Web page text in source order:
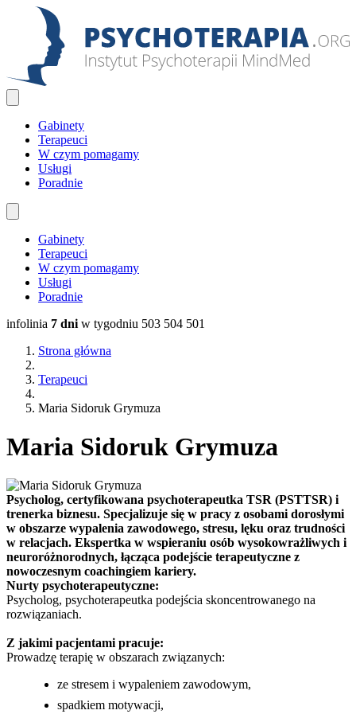
Gabinety
Terapeuci
W czym pomagamy
Usługi
Poradnie
Gabinety
Terapeuci
W czym pomagamy
Usługi
Poradnie
infolinia 7 dni w tygodniu 503 504 501
Strona główna
Terapeuci
Maria Sidoruk Grymuza
Maria Sidoruk Grymuza
Psycholog, certyfikowana psychoterapeutka TSR (PSTTSR) i
trenerka biznesu. Specjalizuje się w pracy z osobami dorosłymi
w obszarze wypalenia zawodowego, stresu, lęku oraz trudności
w relacjach. Ekspertka w wspieraniu osób wysokowrażliwych i
neuroróżnorodnych, łącząca podejście terapeutyczne z
nowoczesnym coachingiem kariery.
Nurty psychoterapeutyczne:
Psycholog, psychoterapeutka podejścia skoncentrowanego na
rozwiązaniach.
Z jakimi pacjentami pracuje:
Prowadzę terapię w obszarach związanych:
ze stresem i wypaleniem zawodowym,
spadkiem motywacji,